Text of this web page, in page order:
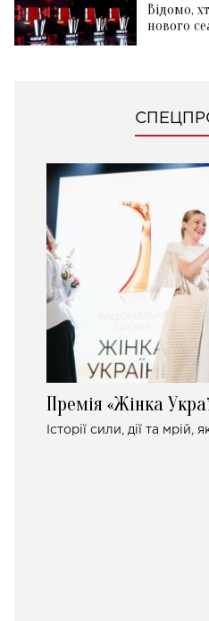
Відомо,
нового
Премія «Жінка
Історії сили, дії та мрій,